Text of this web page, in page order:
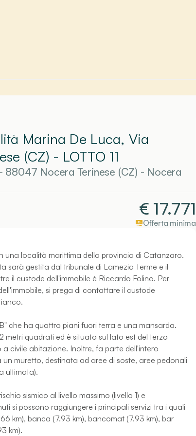
Marina De Luca, Via
(CZ) - LOTTO 11
88047 Nocera Terinese (CZ) - Nocera
€ 17.771
Offerta minima
una località marittima della provincia di Catanzaro.
sarà gestita dal tribunale di Lamezia Terme e il
il custode dell'immobile è Riccardo Folino. Per
si prega di contattare il custode
che ha quattro piani fuori terra e una mansarda.
quadrati ed è situato sul lato est del terzo
civile abitazione. Inoltre, fa parte dell'intero
muretto, destinata ad aree di soste, aree pedonali
ultimata).
sismico al livello massimo (livello 1) e
si possono raggiungere i principali servizi tra i quali
km), banca (7.93 km), bancomat (7.93 km), bar
km).